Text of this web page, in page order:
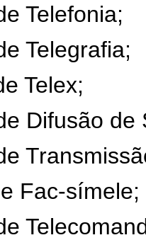
Telex;
de
símele;